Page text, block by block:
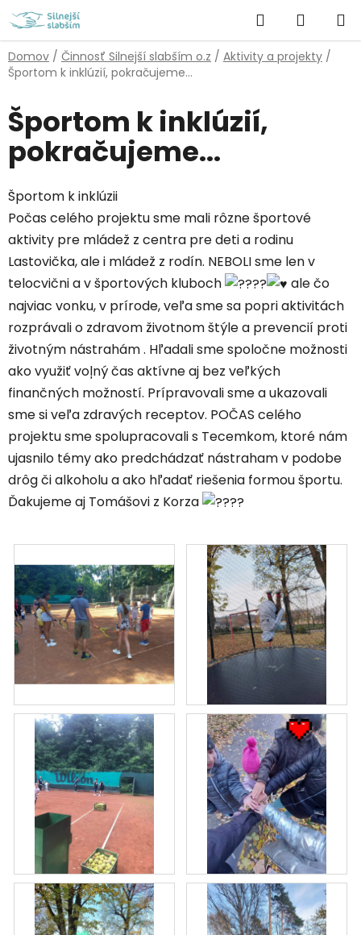
Prejsť
na
obsah
Hľadať
KOŠÍK
Domov / Činnosť Silnejší slabším o.z / Aktivity a projekty /
Športom k inklúzií, pokračujeme...
Športom k inklúzií,
pokračujeme...
Športom k inklúzii
Počas celého projektu sme mali rôzne športové
aktivity pre mládež z centra pre deti a rodinu
Lastovička, ale i mládež z rodín. NEBOLI sme len v
telocvični a v športových kluboch
ale čo
najviac vonku, v prírode, veľa sme sa popri aktivitách
rozprávali o zdravom životnom štýle a prevencií proti
životným nástrahám . Hľadali sme spoločne možnosti
ako využiť voļný čas aktívne aj bez veľkých
finančných možností. Prípravovali sme a ukazovali
sme si veľa zdravých receptov. POČAS celého
projektu sme spolupracovali s Tecemkom, ktoré nám
ujasnilo témy ako predchádzať nástraham v podobe
drôg či alkoholu a ako hľadať riešenia formou športu.
Ďakujeme aj Tomášovi z Korza